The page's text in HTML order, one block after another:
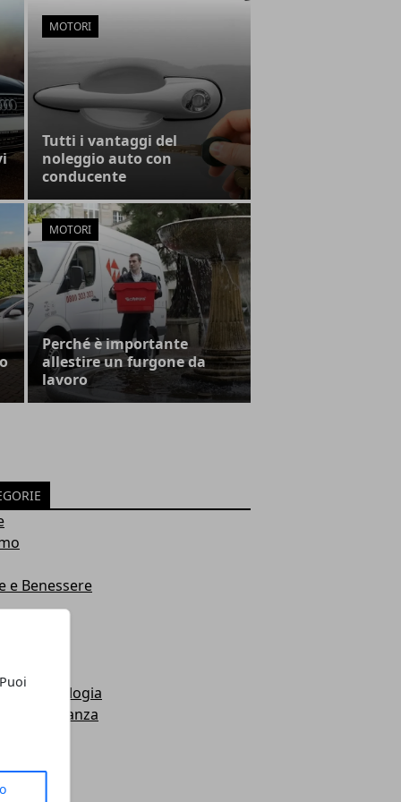
MOTORI
Tutti i vantaggi del
noleggio auto con
conducente
MOTORI
Perché è importante
allestire un furgone da
lavoro
e Benessere
e tecnologia
e Finanza